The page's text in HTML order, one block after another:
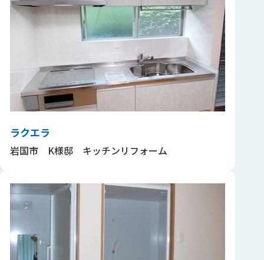
ラクエラ
岩国市 K様邸 キッチンリフォーム